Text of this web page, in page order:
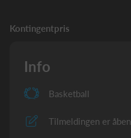
Kontingentpris
Info
Basketball
Tilmeldingen er åben